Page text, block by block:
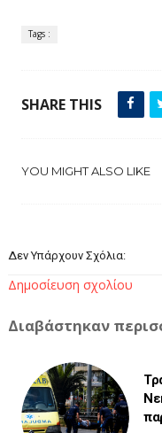
Tags :
SHARE THIS
YOU MIGHT ALSO LIKE
Δεν Υπάρχουν Σχόλια:
Δημοσίευση σχολίου
Διαβάστηκαν